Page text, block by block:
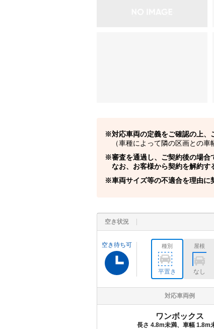
対応車両の定義をご確認の上、
（車種によって隣の区画との車
審査を通過し、ご契約後の場合
なお、お客様から契約を解約す
車両サイズ等の不適合を理由に
空き状況
空き待ち可 種別
平置き
屋根
なし
対応車両例
ワンボックス
長さ 4.8m未満、車幅 1.8m